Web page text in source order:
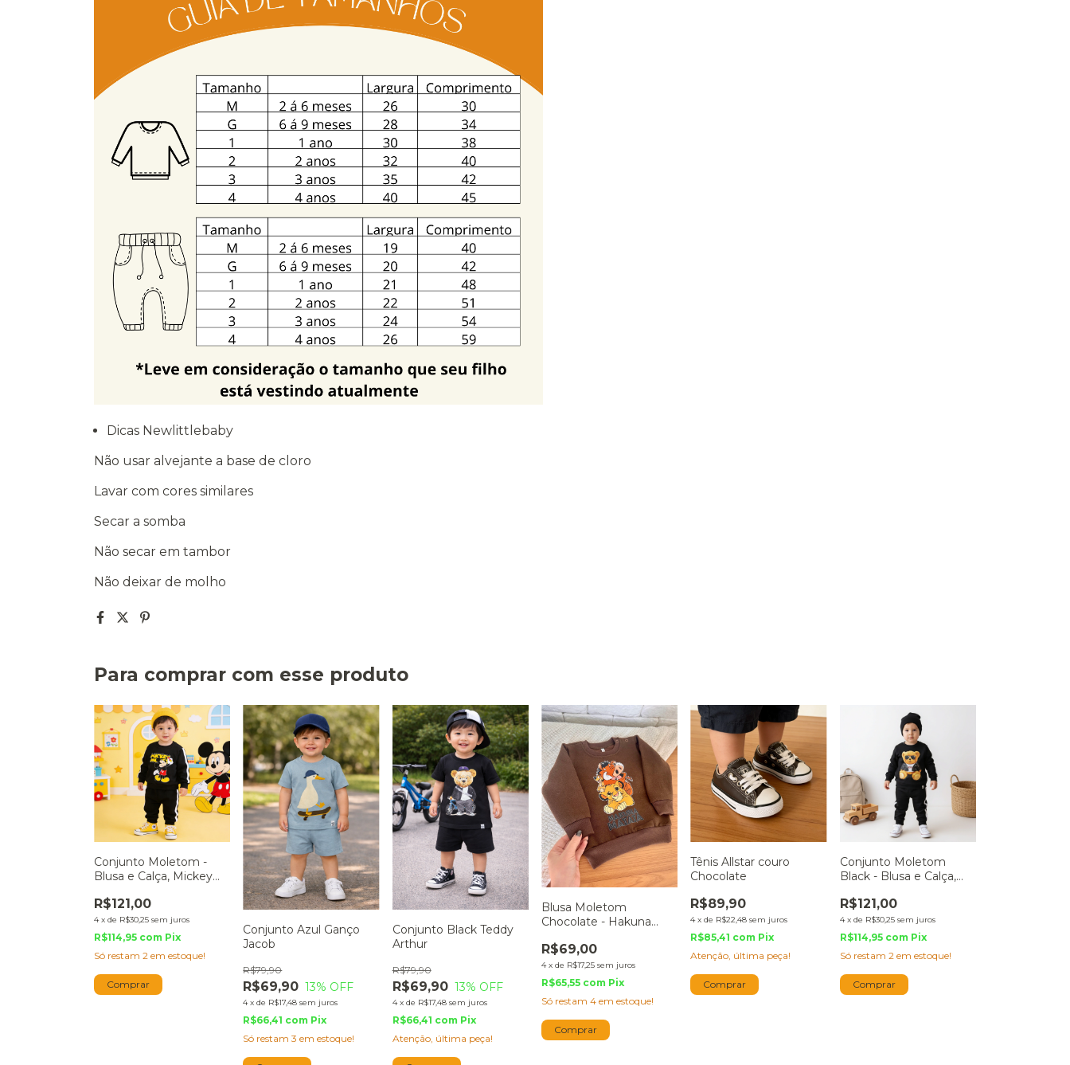
Dicas Newlittlebaby
Não usar alvejante a base de cloro
Lavar com cores similares
Secar a somba
Não secar em tambor
Não deixar de molho
Para comprar com esse produto
Conjunto Moletom -
Blusa e Calça, Mickey
R$121,00
4 x de R$30,25 sem juros
R$114,95 com Pix
Só restam 2 em estoque!
Comprar
Conjunto Azul Ganço
Jacob
R$69,90
R$79,90
13% OFF
4 xde R$17,48 sem juros
R$66,41 com Pix
Só restam3 em estoque!
Conjunto Black Teddy
Arthur
R$69,90
R$79,90
13% OFF
4 x de R$17,48 sem juros
R$66,41 com Pix
Atenção, última peça!
Blusa Moletom
Chocolate - Hakuna
R$69,00
4 x de R$17,25 sem juros
R$65,55 com Pix
Só restam 4em estoque!
Comprar
Tênis Allstar couro
Chocolate
R$89,90
4 xde R$22,48 sem juros
R$85,41 com Pix
Atenção, última peça!
Comprar
Conjunto Moletom
Black - Blusa e Calça,
R$121,00
4 x de R$30,25 sem juros
R$114,95 com Pix
Só restam 2 em estoque!
Comprar